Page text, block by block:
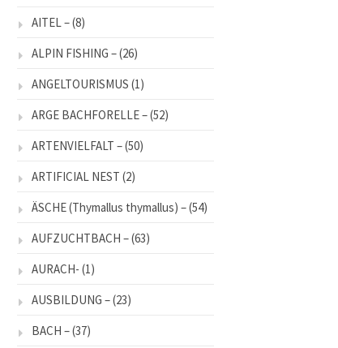
AITEL –(8)
ALPIN FISHING –(26)
ANGELTOURISMUS (1)
ARGE BACHFORELLE –(52)
ARTENVIELFALT –(50)
ARTIFICIAL NEST (2)
ÄSCHE (Thymallus thymallus) –(54)
AUFZUCHTBACH –(63)
AURACH- (1)
AUSBILDUNG –(23)
BACH –(37)